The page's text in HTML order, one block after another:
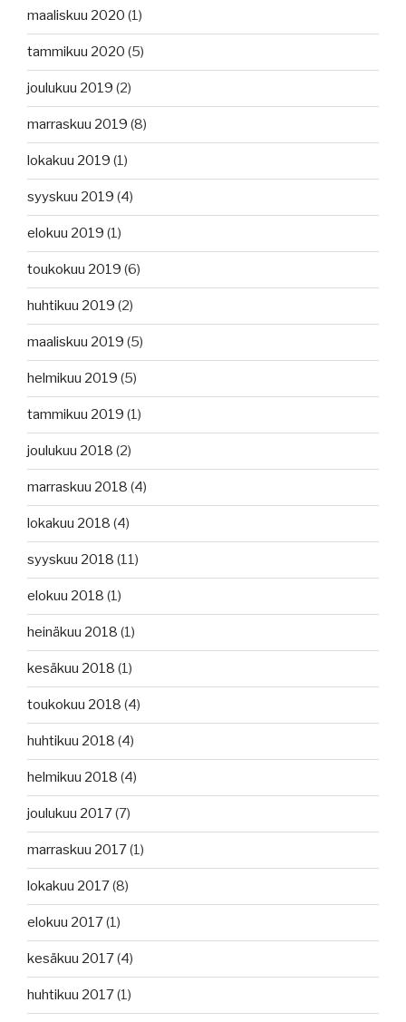
maaliskuu 2020 (1)
tammikuu 2020 (5)
joulukuu 2019 (2)
marraskuu 2019 (8)
lokakuu 2019 (1)
syyskuu 2019 (4)
elokuu 2019 (1)
toukokuu 2019 (6)
huhtikuu 2019 (2)
maaliskuu 2019 (5)
helmikuu 2019 (5)
tammikuu 2019 (1)
joulukuu 2018 (2)
marraskuu 2018 (4)
lokakuu 2018 (4)
syyskuu 2018 (11)
elokuu 2018 (1)
heinäkuu 2018 (1)
kesäkuu 2018 (1)
toukokuu 2018 (4)
huhtikuu 2018 (4)
helmikuu 2018 (4)
joulukuu 2017(7)
marraskuu 2017(1)
lokakuu 2017(8)
elokuu 2017(1)
kesäkuu 2017(4)
huhtikuu 2017(1)